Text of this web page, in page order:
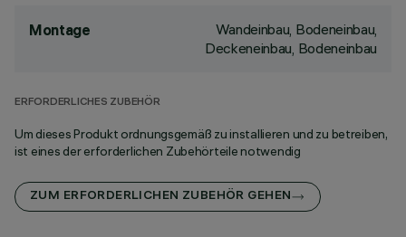
Montage
Wandeinbau, Bodeneinbau,
Deckeneinbau, Bodeneinbau
ERFORDERLICHES ZUBEHÖR
Um dieses Produkt ordnungsgemäß zu installieren und zu betreiben,
ist eines der erforderlichen Zubehörteile notwendig
ZUM ERFORDERLICHEN ZUBEHÖR GEHEN